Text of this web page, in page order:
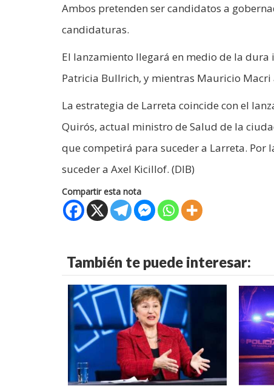
Ambos pretenden ser candidatos a
candidaturas.
El lanzamiento llegará en medio de la dura
Patricia Bullrich, y mientras Mauricio
La estrategia de Larreta coincide con el
Quirós, actual ministro de Salud de la
que competirá para suceder a Larreta. Por
suceder a Axel Kicillof. (DIB)
Compartir esta nota
También te puede interesar: